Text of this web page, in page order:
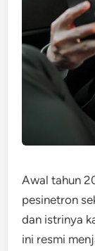
Awal tahun
pesinetron
dan istrinya
ini resmi